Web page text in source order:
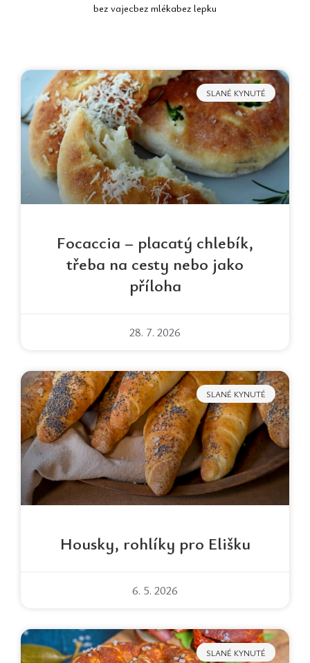
bez vajecbez mlékabez lepku
SLANÉ KYNUTÉ
Focaccia – placatý chlebík,
třeba na cesty nebo jako
příloha
28. 7. 2026
SLANÉ KYNUTÉ
Housky, rohlíky pro Elišku
6. 5. 2026
SLANÉ KYNUTÉ
PagePagePage